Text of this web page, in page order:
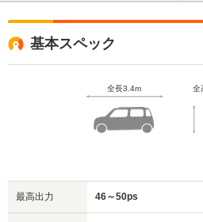
基本スペック
全長3.4m 全
最高出力 46～50ps